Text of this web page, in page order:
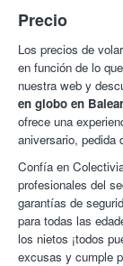
Precio
Los precios de
en función de lo
nuestra web y
en globo en
ofrece una
aniversario, pedida
Confía en
profesionales del
garantías de
para todas las
los nietos ¡todos
excusas y cumple